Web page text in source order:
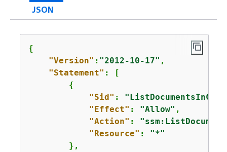
JSON
{
"Version" : "2012-10-17" ,
"Statement" : [
{
"Sid" :
"Effect" : "Allow" ,
"Action" :
"Resource" : "*"
        },